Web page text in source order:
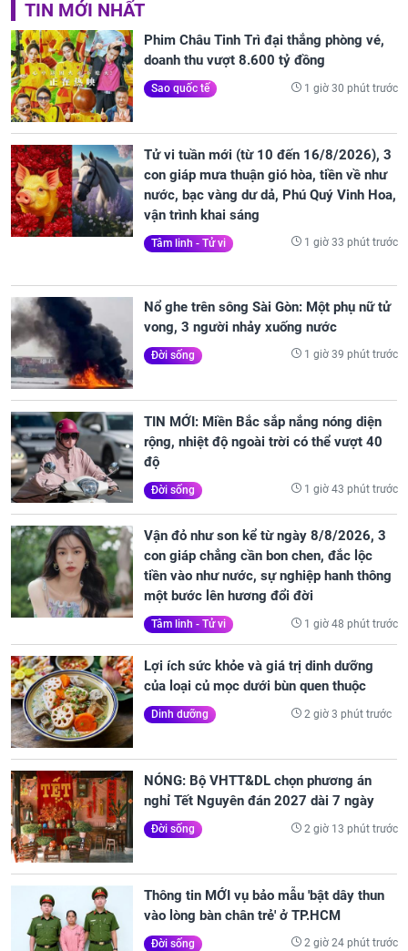
TIN MỚI NHẤT
Phim Châu Tinh Trì đại thắng phòng vé,
doanh thu vượt 8.600 tỷ đồng
Sao quốc tế 1 giờ 30 phút trước
Tử vi tuần mới (từ 10 đến 16/8/2026), 3
con giáp mưa thuận gió hòa, tiền về như
nước, bạc vàng dư dả, Phú Quý Vinh Hoa,
vận trình khai sáng
Tâm linh - Tử vi 1 giờ 33 phút trước
Nổ ghe trên sông Sài Gòn: Một phụ nữ tử
vong, 3 người nhảy xuống nước
Đời sống 1 giờ 39 phút trước
TIN MỚI: Miền Bắc sắp nắng nóng diện
rộng, nhiệt độ ngoài trời có thể vượt 40
độ
Đời sống 1 giờ 43 phút trước
Vận đỏ như son kể từ ngày 8/8/2026, 3
con giáp chẳng cần bon chen, đắc lộc
tiền vào như nước, sự nghiệp hanh thông
một bước lên hương đổi đời
Tâm linh - Tử vi 1 giờ 48 phút trước
Lợi ích sức khỏe và giá trị dinh dưỡng
của loại củ mọc dưới bùn quen thuộc
Dinh dưỡng 2 giờ 3 phút trước
NÓNG: Bộ VHTT&DL chọn phương án
nghỉ Tết Nguyên đán 2027 dài 7 ngày
Đời sống 2 giờ 13 phút trước
Thông tin MỚI vụ bảo mẫu 'bật dây thun
vào lòng bàn chân trẻ' ở TP.HCM
Đời sống 2 giờ 24 phút trước